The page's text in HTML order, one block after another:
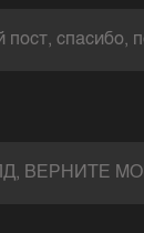
пост, спасибо,
ВЕРНИТЕ